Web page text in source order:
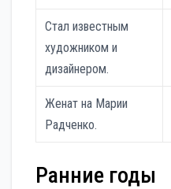
Стал известным
художником и
дизайнером.
Женат на Марии
Радченко.
Ранние годы